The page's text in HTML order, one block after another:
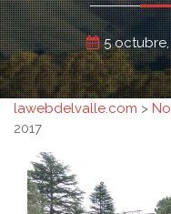
5 octubre,
lawebdelvalle.com >
2017